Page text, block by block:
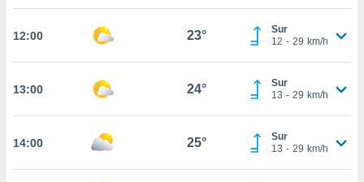
el sitio
o
12:00 23°
Sur
12 - 29 km/h
13:00 24°
Sur
13 - 29 km/h
14:00 25°
Sur
13 - 29 km/h